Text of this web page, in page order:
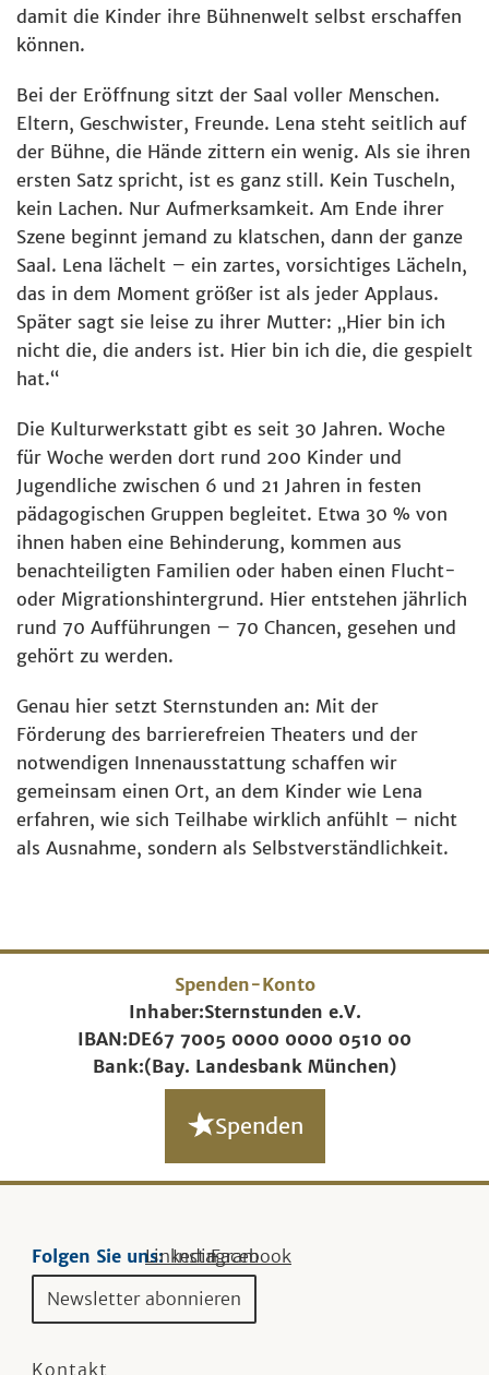
damit die Kinder ihre Bühnenwelt selbst erschaffen
können.
Bei der Eröffnung sitzt der Saal voller Menschen.
Eltern, Geschwister, Freunde. Lena steht seitlich auf
der Bühne, die Hände zittern ein wenig. Als sie ihren
ersten Satz spricht, ist es ganz still. Kein Tuscheln,
kein Lachen. Nur Aufmerksamkeit. Am Ende ihrer
Szene beginnt jemand zu klatschen, dann der ganze
Saal. Lena lächelt – ein zartes, vorsichtiges Lächeln,
das in dem Moment größer ist als jeder Applaus.
Später sagt sie leise zu ihrer Mutter: „Hier bin ich
nicht die, die anders ist. Hier bin ich die, die gespielt
hat.“
Die Kulturwerkstatt gibt es seit 30 Jahren. Woche
für Woche werden dort rund 200 Kinder und
Jugendliche zwischen 6 und 21 Jahren in festen
pädagogischen Gruppen begleitet. Etwa 30 % von
ihnen haben eine Behinderung, kommen aus
benachteiligten Familien oder haben einen Flucht-
oder Migrationshintergrund. Hier entstehen jährlich
rund 70 Aufführungen – 70 Chancen, gesehen und
gehört zu werden.
Genau hier setzt Sternstunden an: Mit der
Förderung des barrierefreien Theaters und der
notwendigen Innenausstattung schaffen wir
gemeinsam einen Ort, an dem Kinder wie Lena
erfahren, wie sich Teilhabe wirklich anfühlt – nicht
als Ausnahme, sondern als Selbstverständlichkeit.
Spenden-Konto
Inhaber:Sternstunden e.V.
IBAN:DE67 7005 0000 0000 0510 00
Bank:(Bay. Landesbank München)
Spenden
Folgen Sie uns:Linkedin
Instagram
Facebook
Newsletter abonnieren
Kontakt